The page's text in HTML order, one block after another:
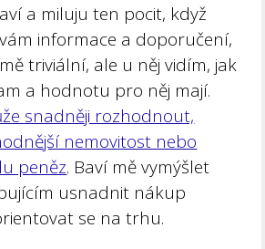
a miluju ten pocit, když
informace a doporučení,
triviální, ale u něj vidím, jak
a hodnotu pro něj mají.
snadněji rozhodnout,
nemovitost nebo
peněz. Baví mě vymýšlet
usnadnit nákup
se na trhu.